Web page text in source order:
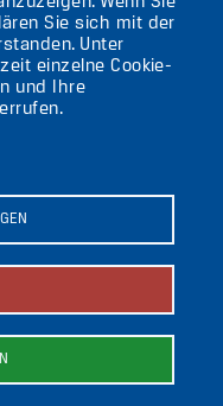
Sie sich mit der
Unter
einzelne Cookie-
und Ihre